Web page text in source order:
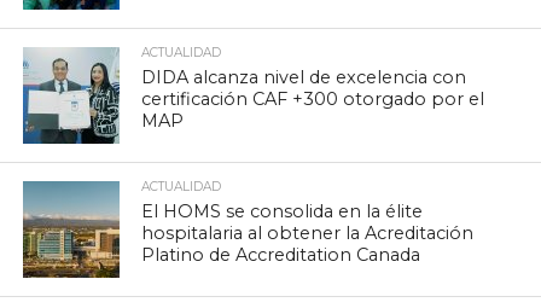
ACTUALIDAD
DIDA alcanza nivel de excelencia con
certificación CAF +300 otorgado por el
MAP
ACTUALIDAD
El HOMS se consolida en la élite
hospitalaria al obtener la Acreditación
Platino de Accreditation Canada